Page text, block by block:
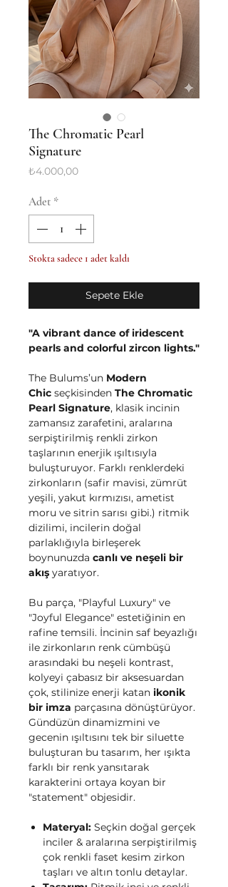
The Chromatic Pearl
Signature
₺4.000,00Fiyat
Adet *
Stokta sadece 1 adet kaldı
Sepete Ekle
"A vibrant dance of iridescent
pearls and colorful zircon lights."
The Bulums’un Modern
Chic seçkisinden The Chromatic
Pearl Signature, klasik incinin
zamansız zarafetini, aralarına
serpiştirilmiş renkli zirkon
taşlarının enerjik ışıltısıyla
buluşturuyor. Farklı renklerdeki
zirkonların (safir mavisi, zümrüt
yeşili, yakut kırmızısı, ametist
moru ve sitrin sarısı gibi.) ritmik
dizilimi, incilerin doğal
parlaklığıyla birleşerek
boynunuzda canlı ve neşeli bir
akış yaratıyor.
Bu parça, "Playful Luxury" ve
"Joyful Elegance" estetiğinin en
rafine temsili. İncinin saf beyazlığı
ile zirkonların renk cümbüşü
arasındaki bu neşeli kontrast,
kolyeyi çabasız bir aksesuardan
çok, stilinize enerji katan ikonik
bir imza parçasına dönüştürüyor.
Gündüzün dinamizmini ve
gecenin ışıltısını tek bir siluette
buluşturan bu tasarım, her ışıkta
farklı bir renk yansıtarak
karakterini ortaya koyan bir
"statement" objesidir.
Materyal: Seçkin doğal gerçek
inciler & aralarına serpiştirilmiş
çok renkli faset kesim zirkon
taşları ve altın tonlu detaylar.